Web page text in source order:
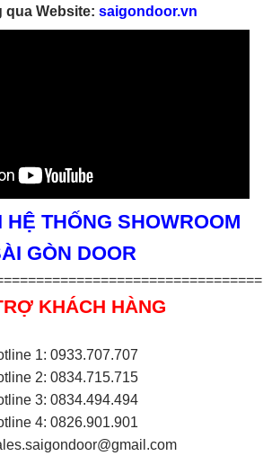
qua Website: saigondoor.vn
THỐNG SHOWROOM
GÒN DOOR
KHÁCH HÀNG
1: 0933.707.707
2: 0834.715.715
3: 0834.494.494
4: 0826.901.901